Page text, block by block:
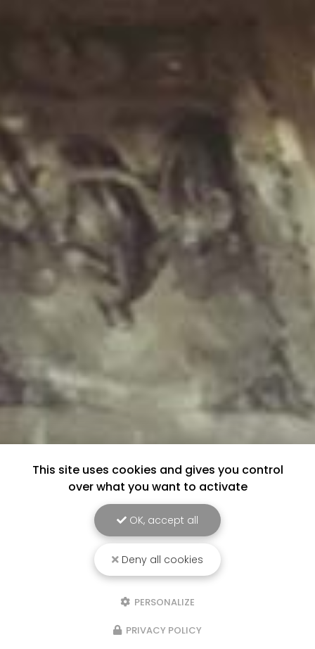
This site uses cookies and gives you control
over what you want to activate
OK, accept all
Deny all cookies
PERSONALIZE
PRIVACY POLICY